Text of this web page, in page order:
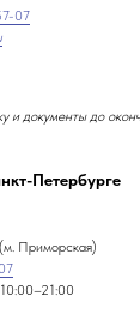
07
и документы до
Петербурге
Приморская)